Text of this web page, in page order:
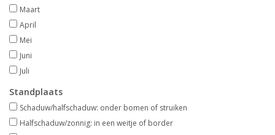
Herfstbloeiers
Schaduwplanten
Aanbiedingen
Bodemverbetering
Maart
April
Mei
Juni
Juli
Standplaats
Schaduw/halfschaduw: onder bomen of struiken
Halfschaduw/zonnig: in een weitje of border